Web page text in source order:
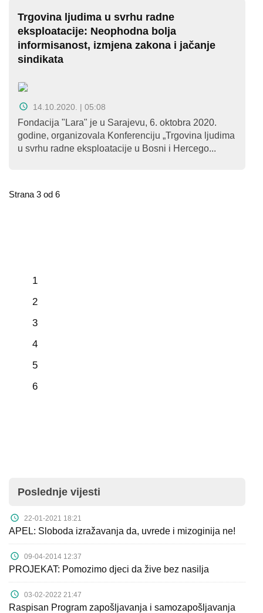
Trgovina ljudima u svrhu radne
eksploatacije: Neophodna bolja
informisanost, izmjena zakona i jačanje
sindikata
14.10.2020. | 05:08
Fondacija "Lara" je u Sarajevu, 6. oktobra 2020.
godine, organizovala Konferenciju „Trgovina ljudima
u svrhu radne eksploatacije u Bosni i Hercego...
Strana 3 od 6
1
2
3
4
5
6
Poslednje vijesti
22-01-2021 18:21
APEL: Sloboda izražavanja da, uvrede i mizoginija ne!
09-04-2014 12:37
PROJEKAT: Pomozimo djeci da žive bez nasilja
03-02-2022 21:47
Raspisan Program zapošljavanja i samozapošljavanja